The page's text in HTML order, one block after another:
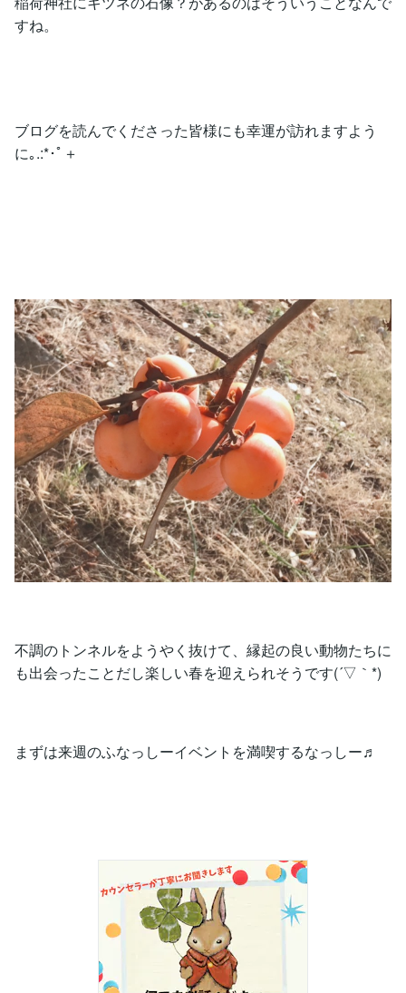
すね。
ブログを読んでくださった皆様にも幸運が訪れますよう
に｡.:*･ﾟ＋
不調のトンネルをようやく抜けて、縁起の良い動物たちに
も出会ったことだし楽しい春を迎えられそうです(´▽｀*)
まずは来週のふなっしーイベントを満喫するなっしー♬